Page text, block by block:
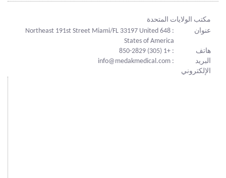
مكتب الولايات المتحدة
عنوان
: 648 Northeast 191st Street Miami/FL 33197 United
States of America
هاتف
: +1 (305) 850-2829
البريد
الإلكتروني
: info@medakmedical.com